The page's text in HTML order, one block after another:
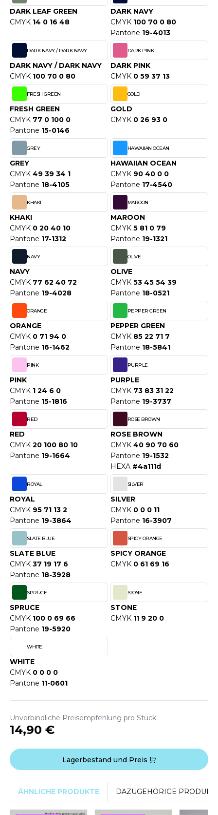
GEN
MORNING STUDIOS
SEGURIDAD
DUICK
TEXTILE
LEWIS
ATHLETIC®
ATHLETIC® COLLECTION
ETIQUETTE
CLOTHING
DENIM
JAYS
ONE TOWELLING
CITY
MILL
DARK LEAF GREEN
CMYK 14 0 16 48
DARK NAVY
CMYK 100 70 0 80
Pantone 19-4013
DARK NAVY / DARK NAVY
DARK NAVY / DARK NAVY
CMYK 100 70 0 80
DARK PINK
DARK PINK
CMYK 0 59 37 13
FRESH GREEN
FRESH GREEN
CMYK 77 0 100 0
Pantone 15-0146
GOLD
GOLD
CMYK 0 26 93 0
GREY
GREY
CMYK 49 39 34 1
Pantone 18-4105
HAWAIIAN OCEAN
HAWAIIAN OCEAN
CMYK 90 40 0 0
Pantone 17-4540
KHAKI
KHAKI
CMYK 0 20 40 10
Pantone 17-1312
MAROON
MAROON
CMYK 5 81 0 79
Pantone 19-1321
NAVY
NAVY
CMYK 77 62 40 72
Pantone 19-4028
OLIVE
OLIVE
CMYK 53 45 54 39
Pantone 18-0521
ORANGE
ORANGE
CMYK 0 71 94 0
Pantone 16-1462
PEPPER GREEN
PEPPER GREEN
CMYK 85 22 71 7
Pantone 18-5841
PINK
PINK
CMYK 1 24 6 0
Pantone 15-1816
PURPLE
PURPLE
CMYK 73 83 31 22
Pantone 19-3737
RED
RED
CMYK 20 100 80 10
Pantone 19-1664
ROSE BROWN
ROSE BROWN
CMYK 40 90 70 60
Pantone 19-1532
HEXA #4a111d
ROYAL
ROYAL
CMYK 95 71 13 2
Pantone 19-3864
SILVER
SILVER
CMYK 0 0 0 11
Pantone 16-3907
SLATE BLUE
SLATE BLUE
CMYK 37 19 17 6
Pantone 18-3928
SPICY ORANGE
SPICY ORANGE
CMYK 0 61 69 16
SPRUCE
SPRUCE
CMYK 100 0 69 66
Pantone 19-5920
STONE
STONE
CMYK 11 9 20 0
WHITE
WHITE
CMYK 0 0 0 0
Pantone 11-0601
Unverbindliche Preisempfehlung pro Stück
14,90 €
Lagerbestand und Preis
ÄHNLICHE PRODUKTE DAZUGEHÖRIGE